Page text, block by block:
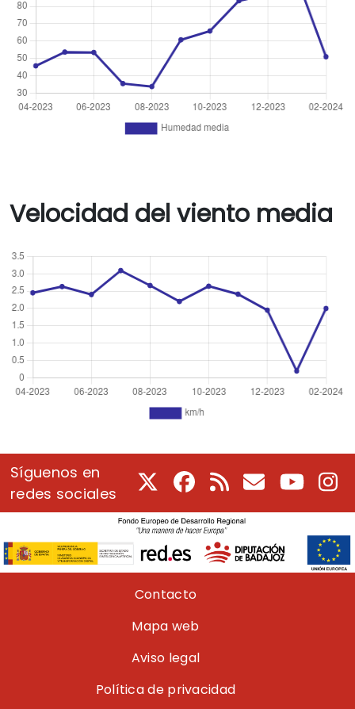
Velocidad del viento media
Síguenos en
redes sociales
Facebook
RSS CorreoYoutube
Pie de páginaContacto
Mapa web
Aviso legal
Política de privacidad